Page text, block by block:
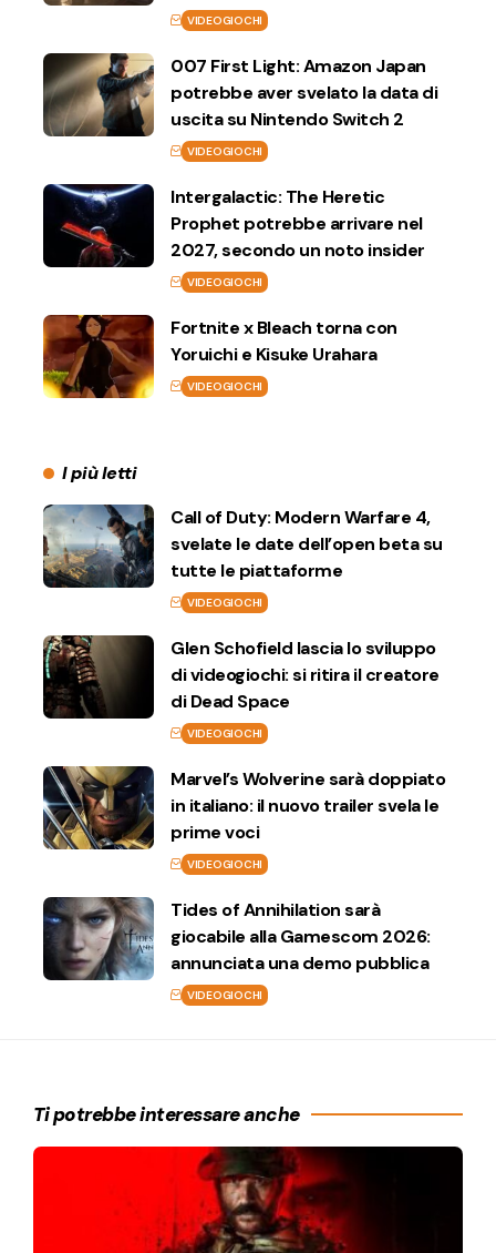
VIDEOGIOCHI
007 First Light: Amazon Japan
potrebbe aver svelato la data di
uscita su Nintendo Switch 2
VIDEOGIOCHI
Intergalactic: The Heretic
Prophet potrebbe arrivare nel
2027, secondo un noto insider
VIDEOGIOCHI
Fortnite x Bleach torna con
Yoruichi e Kisuke Urahara
VIDEOGIOCHI
I più letti
Call of Duty: Modern Warfare 4,
svelate le date dell’open beta su
tutte le piattaforme
VIDEOGIOCHI
Glen Schofield lascia lo sviluppo
di videogiochi: si ritira il creatore
di Dead Space
VIDEOGIOCHI
Marvel’s Wolverine sarà doppiato
in italiano: il nuovo trailer svela le
prime voci
VIDEOGIOCHI
Tides of Annihilation sarà
giocabile alla Gamescom 2026:
annunciata una demo pubblica
VIDEOGIOCHI
Ti potrebbe interessare anche